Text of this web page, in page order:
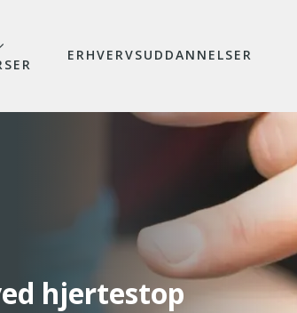
ERHVERVSUDDANNELSER
hjertestop